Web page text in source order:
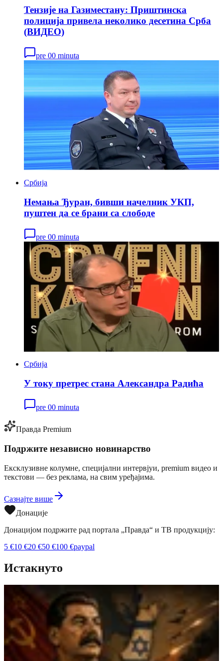
Тензије на Газиместану: Приштинска
полиција привела неколико десетина Срба
(ВИДЕО)
pre 00 minuta
Србија
Немања Ђуран, бивши начелник УКП,
пуштен да се брани са слободе
pre 00 minuta
Србија
У току претрес стана Александра Радића
pre 00 minuta
Правда Premium
Подржите независно новинарство
Ексклузивне колумне, специјални интервјуи, premium видео и
текстови — без реклама, на свим уређајима.
Сазнајте више
Донације
Донацијом подржите рад портала „Правда“ и ТВ продукцију:
5 €10 €20 €50 €100 €paypal
Истакнуто